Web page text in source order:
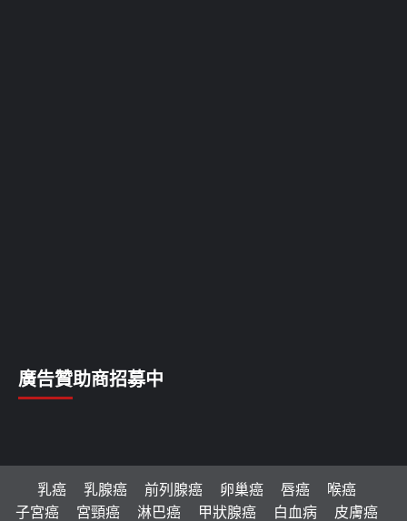
廣告贊助商招募中
乳癌 乳腺癌 前列腺癌 卵巢癌 唇癌
喉癌
子宮癌
宮頸癌 淋巴癌 甲狀腺癌 白血病 皮膚癌